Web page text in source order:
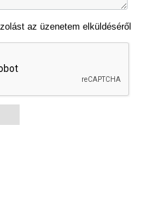
az üzenetem elküldéséről